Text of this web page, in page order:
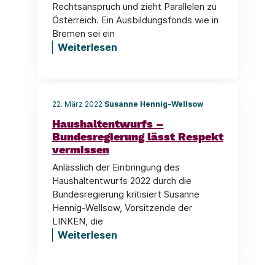
Rechtsanspruch und zieht Parallelen zu
Österreich. Ein Ausbildungsfonds wie in
Bremen sei ein
Weiterlesen
22. März 2022 Susanne Hennig-Wellsow
Haushaltentwurfs –
Bundesregierung lässt Respekt
vermissen
Anlässlich der Einbringung des
Haushaltentwurfs 2022 durch die
Bundesregierung kritisiert Susanne
Hennig-Wellsow, Vorsitzende der
LINKEN, die
Weiterlesen